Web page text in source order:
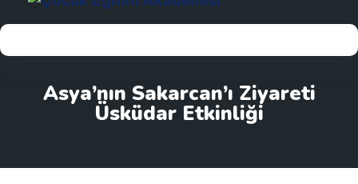
Asya’nın Sakarcan’ı Ziyareti
Üsküdar Etkinliği